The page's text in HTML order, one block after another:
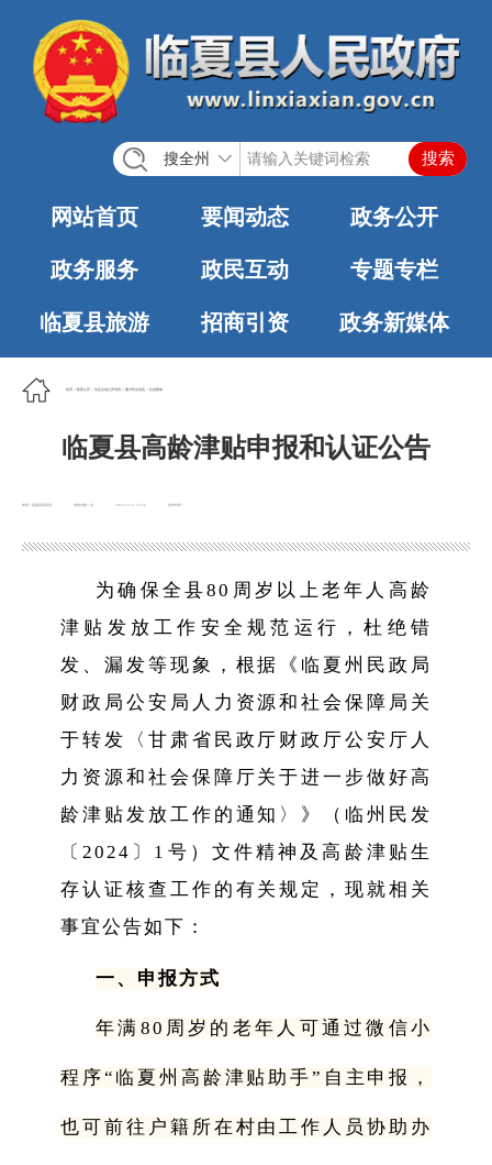
搜全州
网站首页 要闻动态 政务公开
政务服务 政民互动 专题专栏
临夏县旅游 招商引资 政务新媒体
首页 政务公开 法定主动公开内容 重大民生信息 社会救助
临夏县高龄津贴申报和认证公告
浏览次数： 发布时间：
2025-12-11 16:50
为确保全县80周岁以上老年人高龄
津贴发放工作安全规范运行，杜绝错
发、漏发等现象，根据《临夏州民政局
财政局公安局人力资源和社会保障局关
于转发〈甘肃省民政厅财政厅公安厅人
力资源和社会保障厅关于进一步做好高
龄津贴发放工作的通知〉》（临州民发
〔2024〕1号）文件精神及高龄津贴生
存认证核查工作的有关规定，现就相关
事宜公告如下：
一、申报方式
年满80周岁的老年人可通过微信小
程序“临夏州高龄津贴助手”自主申报，
也可前往户籍所在村由工作人员协助办